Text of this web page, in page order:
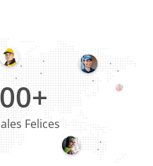
ERP & CRM
Felices